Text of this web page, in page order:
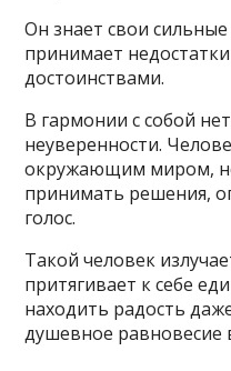
Он знает свои
принимает
достоинствами.
В гармонии с собой
неуверенности.
окружающим миром,
принимать решения,
голос.
Такой человек
притягивает к себе
находить радость
душевное равновесие